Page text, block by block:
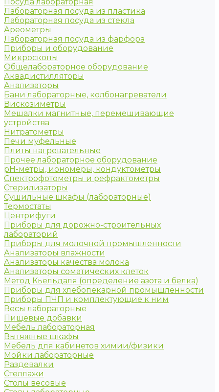
Лабораторная посуда из пластика
Лабораторная посуда из стекла
Ареометры
Лабораторная посуда из фарфора
Приборы и оборудование
Микроскопы
Общелабораторное оборудование
Аквадистилляторы
Анализаторы
Бани лабораторные, колбонагреватели
Вискозиметры
Мешалки магнитные, перемешивающие
устройства
Нитратометры
Печи муфельные
Плиты нагревательные
Прочее лабораторное оборудование
рН-метры, иономеры, кондуктометры
Спектрофотометры и рефрактометры
Стерилизаторы
Сушильные шкафы (лабораторные)
Термостаты
Центрифуги
Приборы для дорожно-строительных
лабораторий
Приборы для молочной промышленности
Анализаторы влажности
Анализаторы качества молока
Анализаторы соматических клеток
Метод Кьельдаля (определение азота и белка)
Приборы для хлебопекарной промышленности
Приборы ПЧП и комплектующие к ним
Весы лабораторные
Пищевые добавки
Мебель лабораторная
Вытяжные шкафы
Мебель для кабинетов химии/физики
Мойки лабораторные
Раздевалки
Стеллажи
Столы весовые